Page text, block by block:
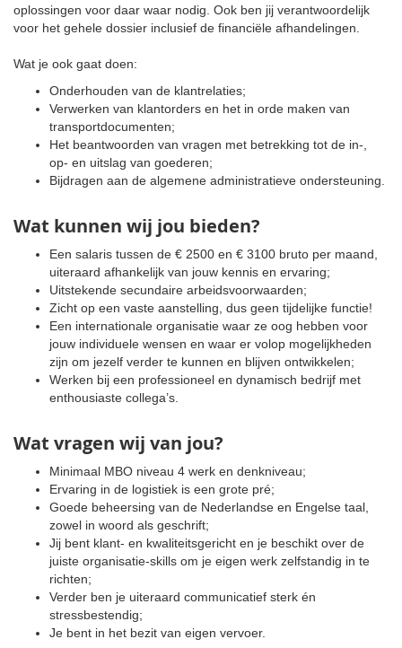
oplossingen voor daar waar nodig. Ook ben jij verantwoordelijk
voor het gehele dossier inclusief de financiële afhandelingen.
Wat je ook gaat doen:
Onderhouden van de klantrelaties;
Verwerken van klantorders en het in orde maken van
transportdocumenten;
Het beantwoorden van vragen met betrekking tot de in-,
op- en uitslag van goederen;
Bijdragen aan de algemene administratieve ondersteuning.
Wat kunnen wij jou bieden?
Een salaris tussen de € 2500 en € 3100 bruto per maand,
uiteraard afhankelijk van jouw kennis en ervaring;
Uitstekende secundaire arbeidsvoorwaarden;
Zicht op een vaste aanstelling, dus geen tijdelijke functie!
Een internationale organisatie waar ze oog hebben voor
jouw individuele wensen en waar er volop mogelijkheden
zijn om jezelf verder te kunnen en blijven ontwikkelen;
Werken bij een professioneel en dynamisch bedrijf met
enthousiaste collega’s.
Wat vragen wij van jou?
Minimaal MBO niveau 4 werk en denkniveau;
Ervaring in de logistiek is een grote pré;
Goede beheersing van de Nederlandse en Engelse taal,
zowel in woord als geschrift;
Jij bent klant- en kwaliteitsgericht en je beschikt over de
juiste organisatie-skills om je eigen werk zelfstandig in te
richten;
Verder ben je uiteraard communicatief sterk én
stressbestendig;
Je bent in het bezit van eigen vervoer.